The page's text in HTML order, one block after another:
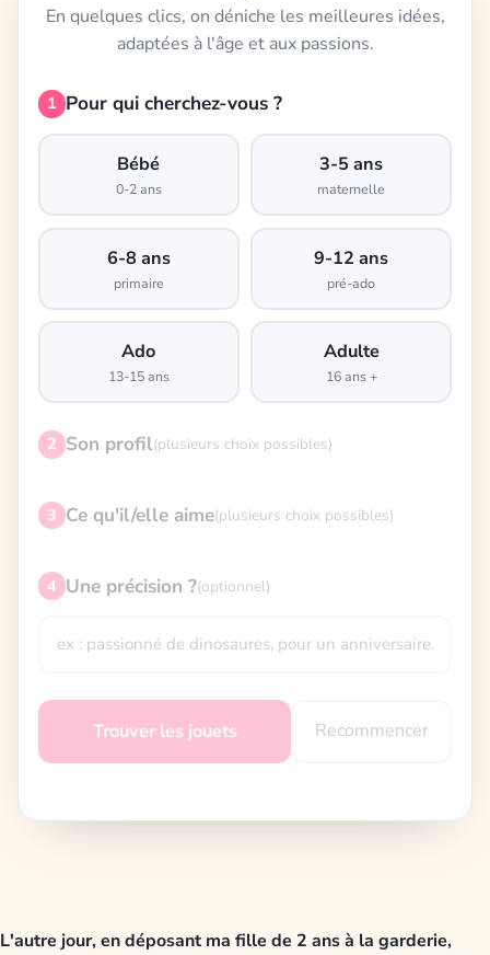
En quelques clics, on déniche les meilleures idées,
adaptées à l'âge et aux passions.
1 Pour qui cherchez-vous ?
Bébé
0-2 ans
3-5 ans
maternelle
6-8 ans
primaire
9-12 ans
pré-ado
Ado
13-15 ans
Adulte
16 ans +
2 Son profil(plusieurs choix possibles)
3 Ce qu'il/elle aime(plusieurs choix possibles)
4 Une précision ?(optionnel)
Trouver les jouets Recommencer
L'autre jour, en déposant ma fille de 2 ans à la garderie,